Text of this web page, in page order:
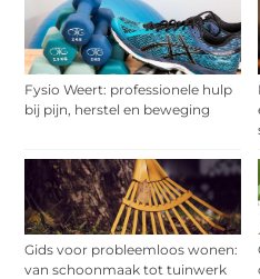
Fysio Weert: professionele hulp
bij pijn, herstel en beweging
Gids voor probleemloos wonen:
van schoonmaak tot tuinwerk